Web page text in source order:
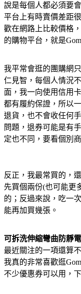
說是每個人都必須要
平台上有時賣價差距
歡在網路上比較價格
的購物平台，就是
我平常會逛的團購網
仁見智，每個人情況
面，我一向使用信用
都有履約保證，所以
退貨，也不會收任何
問題，退券可能是有
定也不同，要看個別
反正，我最常買的，
先買個兩份(也可能更
的；反過來說，吃一
能再加買幾張。
可拆洗伸縮彎曲防靜
最近關注的一項還算
我真的非常喜歡逛
不少優惠券可以用，